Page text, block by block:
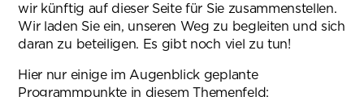
wir künftig auf dieser Seite für Sie zusammenstellen.
Wir laden Sie ein, unseren Weg zu begleiten und sich
daran zu beteiligen. Es gibt noch viel zu tun!
Hier nur einige im Augenblick geplante
Programmpunkte in diesem Themenfeld: